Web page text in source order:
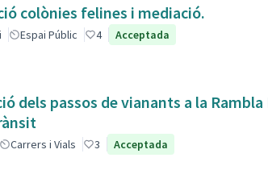
colònies felines i mediació.
Espai Públic 4 Acceptada
dels passos de vianants a la
Carrers i Vials 3 Acceptada